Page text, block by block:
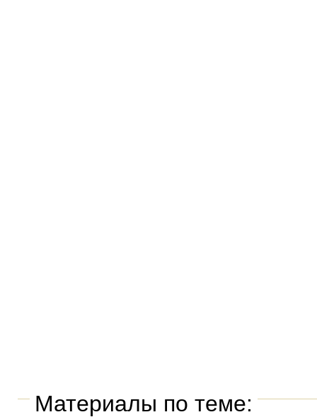
Материалы по теме: